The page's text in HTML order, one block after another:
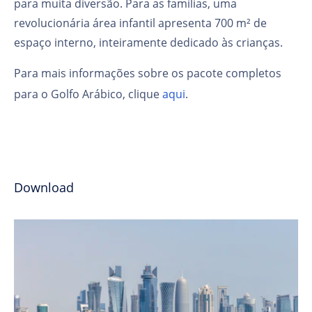
para muita diversão. Para as famílias, uma
revolucionária área infantil apresenta 700 m² de
espaço interno, inteiramente dedicado às crianças.
Para mais informações sobre os pacote completos
para o Golfo Arábico, cliqueaqui.
Download